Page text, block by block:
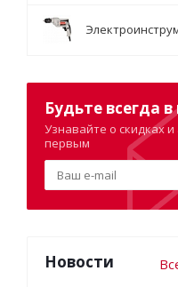
Будьте всегда в
Узнавайте о скидках и
первым
Новости